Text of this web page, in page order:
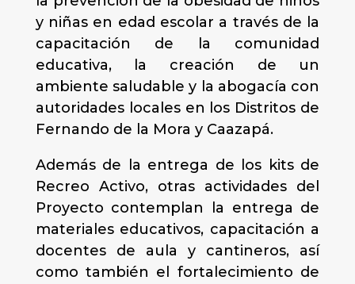
y niñas en edad escolar a través de la
capacitación de la comunidad
educativa, la creación de un
ambiente saludable y la abogacía con
autoridades locales en los Distritos de
Fernando de la Mora y Caazapá.
Además de la entrega de los kits de
Recreo Activo, otras actividades del
Proyecto contemplan la entrega de
materiales educativos, capacitación a
docentes de aula y cantineros, así
como también el fortalecimiento de